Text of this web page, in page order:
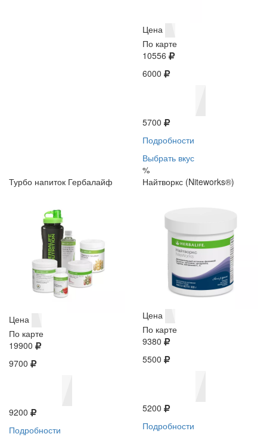
Цена
По карте
10556
6000
5700
Подробности
Выбрать вкус
%
Турбо напиток Гербалайф
Цена
По карте
19900
9700
9200
Подробности
Найтворкс (Niteworks®)
Цена
По карте
9380
5500
5200
Подробности